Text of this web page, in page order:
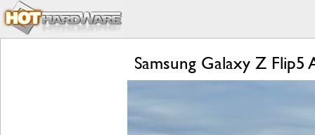
Samsung Galaxy Z Flip5